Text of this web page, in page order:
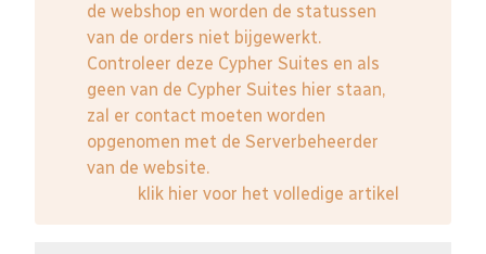
de webshop en worden de statussen
van de orders niet bijgewerkt.
Controleer deze Cypher Suites en als
geen van de Cypher Suites hier staan,
zal er contact moeten worden
opgenomen met de Serverbeheerder
van de website.
klik hier voor het volledige artikel